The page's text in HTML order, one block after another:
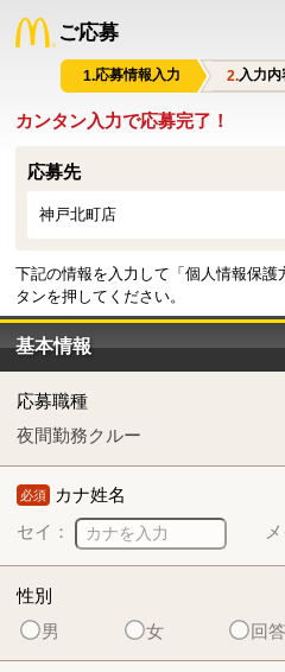
ご応募
応募情報入力 入力内
カンタン入力で応募完了！
応募先
神戸北町店
下記の情報を入力して「個人情報保
タンを押してください。
基本情報
応募職種
夜間勤務クルー
必須 カナ姓名
セイ：
性別
男
女 回